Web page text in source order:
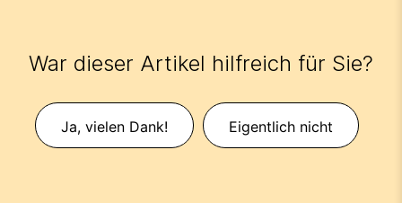
War dieser Artikel hilfreich für Sie?
Ja, vielen Dank! Eigentlich nicht